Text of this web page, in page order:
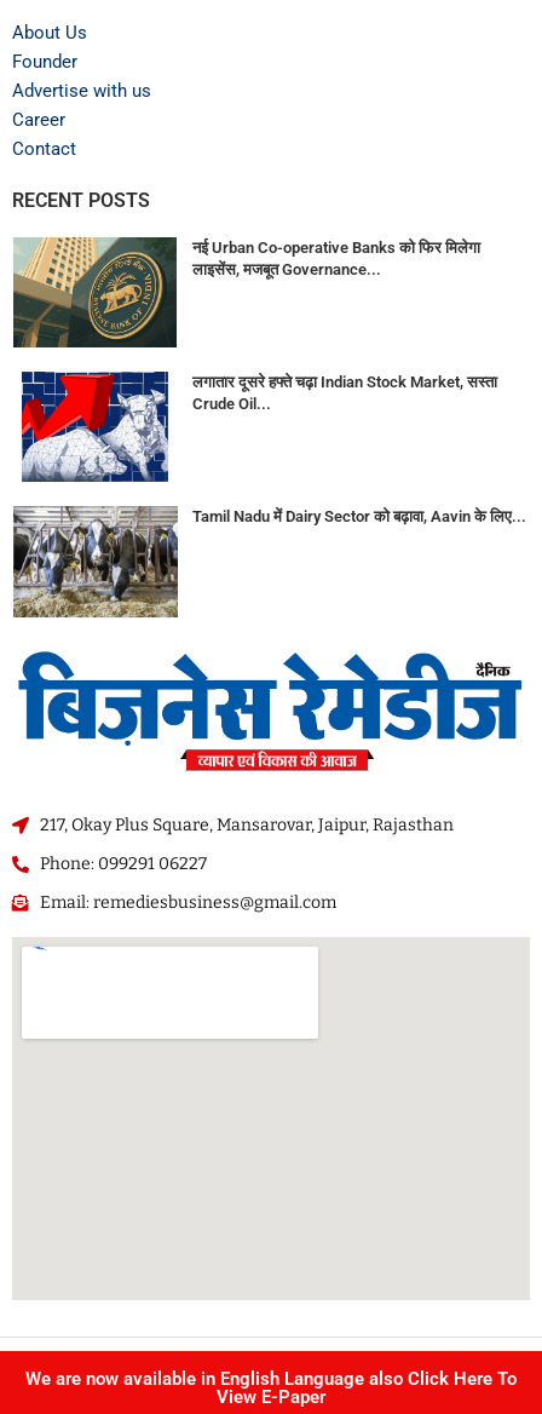
About Us
Founder
Advertise with us
Career
Contact
RECENT POSTS
नई Urban Co-operative Banks को फिर मिलेगा
लाइसेंस, मजबूत Governance...
लगातार दूसरे हफ्ते चढ़ा Indian Stock Market, सस्ता
Crude Oil...
Tamil Nadu में Dairy Sector को बढ़ावा, Aavin के लिए...
217, Okay Plus Square, Mansarovar, Jaipur, Rajasthan
Phone: 099291 06227
Email: remediesbusiness@gmail.com
We are now available in English Language also Click Here To
View E-Paper
Copyright @ Singhvi publication Pvt Ltd. | All right reserved –
Developed byIJS INFOTECH